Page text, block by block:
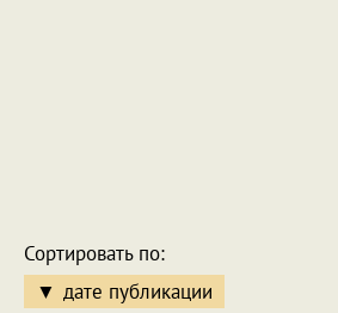
Сортировать по:
дате публикации